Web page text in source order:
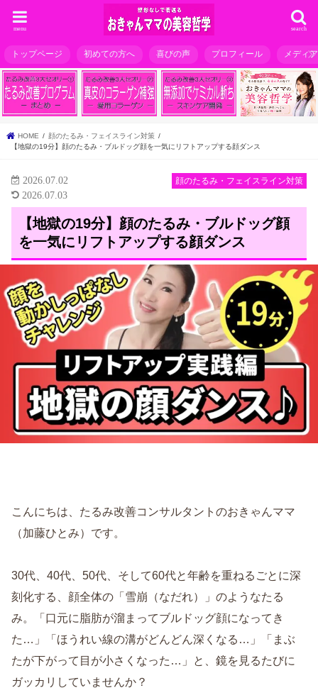
search
menu
トップページ 初めての方へ 喜びの声 プロフィール メディ
HOME
顔のたるみ・フェイスライン対策
【地獄の19分】顔のたるみ・ブルドッグ顔を一気にリフトアップする顔ダンス
顔のたるみ・フェイスライン対策
2026.07.02
2026.07.03
【地獄の19分】顔のたるみ・ブルドッグ顔
を一気にリフトアップする顔ダンス
こんにちは、たるみ改善コンサルタントのおきゃんママ
（加藤ひとみ）です。
30代、40代、50代、そして60代と年齢を重ねるごとに深
刻化する、顔全体の「雪崩（なだれ）」のようなたる
み。「口元に脂肪が溜まってブルドッグ顔になってき
た…」「ほうれい線の溝がどんどん深くなる…」「まぶ
たが下がって目が小さくなった…」と、鏡を見るたびに
ガッカリしていませんか？